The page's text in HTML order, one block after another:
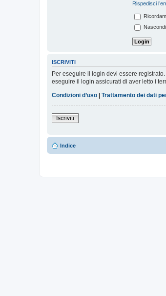
Rispedisci
ISCRIVITI
Per eseguire il login devi essere
eseguire il login assicurati di aver letto i
Condizioni d’uso | Trattamento dei dati
Iscriviti
Indice